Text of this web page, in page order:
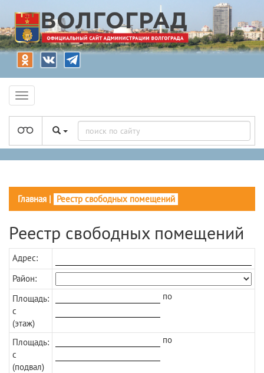
Главная | Реестр свободных помещений
Реестр свободных помещений
Адрес:
Район:
Площадь:
c
(этаж)
по
Площадь:
с
(подвал)
по